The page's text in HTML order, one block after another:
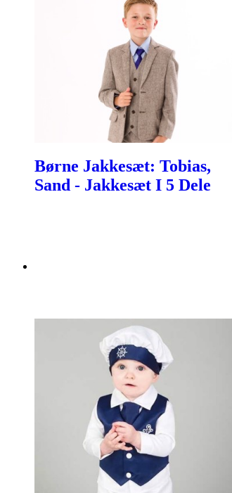
Børne Jakkesæt: Tobias,
Sand - Jakkesæt I 5 Dele